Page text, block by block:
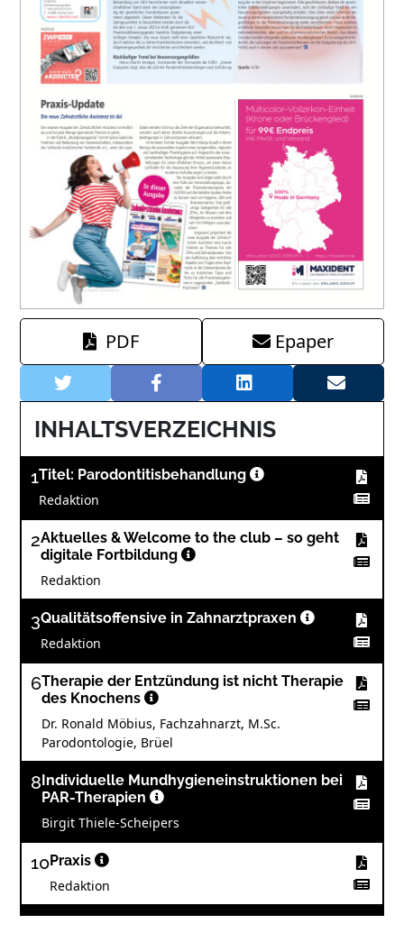
PDF Epaper
INHALTSVERZEICHNIS
1Titel: Parodontitisbehandlung
Redaktion
2Aktuelles & Welcome to the club – so geht
digitale Fortbildung
Redaktion
3Qualitätsoffensive in Zahnarztpraxen
Redaktion
6Therapie der Entzündung ist nicht Therapie
des Knochens
Dr. Ronald Möbius, Fachzahnarzt, M.Sc.
Parodontologie, Brüel
8 Individuelle Mundhygieneinstruktionen bei
PAR-Therapien
Birgit Thiele-Scheipers
10Praxis
Redaktion